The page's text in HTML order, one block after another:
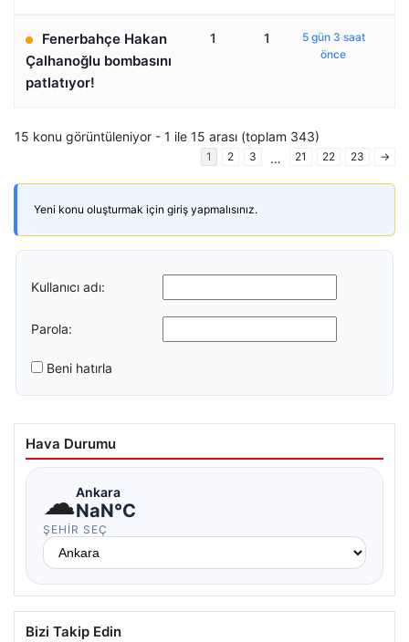
Fenerbahçe Hakan
Çalhanoğlu bombasını
patlatıyor!
1 1
5 gün 3 saat
önce
15 konu görüntüleniyor - 1 ile 15 arası (toplam 343)
1 2 3 … 21 22 23 →
Yeni konu oluşturmak için giriş yapmalısınız.
Kullanıcı adı:
Parola:
Beni hatırla
Hava Durumu
☁Ankara
NaN°C
ŞEHIR SEÇ
Bizi Takip Edin